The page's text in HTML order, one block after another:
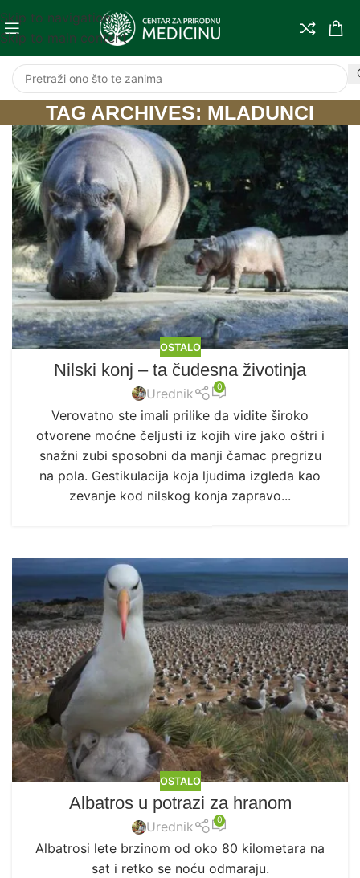
Skip to navigation
Skip to main content
TAG ARCHIVES: MLADUNCI
OSTALO
Nilski konj – ta čudesna životinja
Urednik 0
Verovatno ste imali prilike da vidite široko
otvorene moćne čeljusti iz kojih vire jako oštri i
snažni zubi sposobni da manji čamac pregrizu
na pola. Gestikulacija koja ljudima izgleda kao
zevanje kod nilskog konja zapravo...
OSTALO
Albatros u potrazi za hranom
Urednik 0
Albatrosi lete brzinom od oko 80 kilometara na
sat i retko se noću odmaraju.